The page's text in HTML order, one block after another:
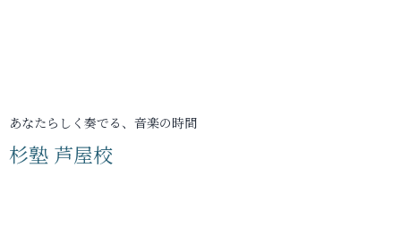
あなたらしく奏でる、音楽の時間
杉塾 芦屋校